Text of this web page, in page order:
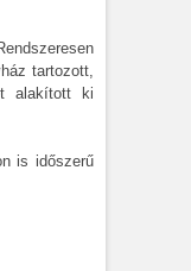
tartozott,
alakított ki
is időszerű